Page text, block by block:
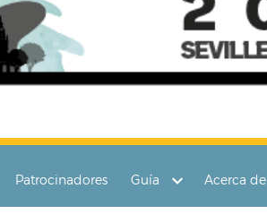
Patrocinadores Guía Acerca de